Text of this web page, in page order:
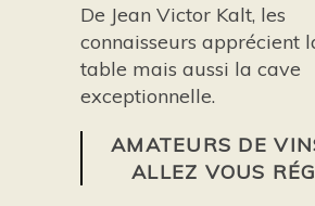
De Jean Victor Kalt, les
connaisseurs apprécient
table mais aussi la cave
exceptionnelle.
AMATEURS DE
ALLEZ VOUS